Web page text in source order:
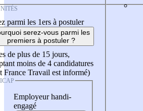
parmi les 1ers à postuler
serez-vous parmi les
premiers à postuler ?
de plus de 15 jours,
moins de 4 candidatures
France Travail est informé)
Employeur handi-
engagé